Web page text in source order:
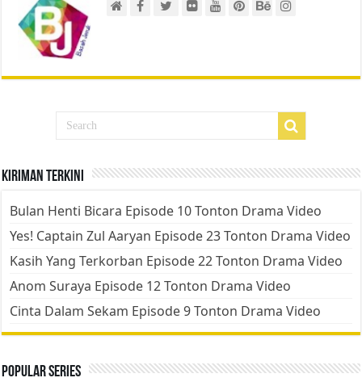
Kiriman Terkini
Bulan Henti Bicara Episode 10 Tonton Drama Video
Yes! Captain Zul Aaryan Episode 23 Tonton Drama Video
Kasih Yang Terkorban Episode 22 Tonton Drama Video
Anom Suraya Episode 12 Tonton Drama Video
Cinta Dalam Sekam Episode 9 Tonton Drama Video
Popular Series